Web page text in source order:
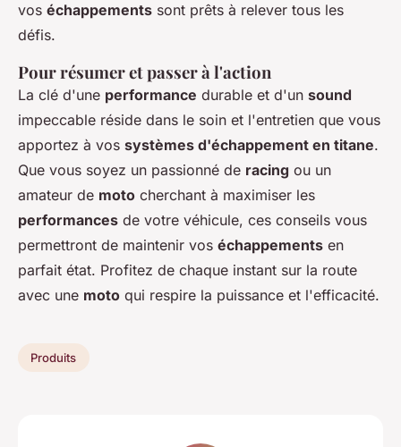
vos échappements sont prêts à relever tous les
défis.
Pour résumer et passer à l'action
La clé d'une performance durable et d'un sound
impeccable réside dans le soin et l'entretien que vous
apportez à vos systèmes d'échappement en titane.
Que vous soyez un passionné de racing ou un
amateur de moto cherchant à maximiser les
performances de votre véhicule, ces conseils vous
permettront de maintenir vos échappements en
parfait état. Profitez de chaque instant sur la route
avec une moto qui respire la puissance et l'efficacité.
Produits